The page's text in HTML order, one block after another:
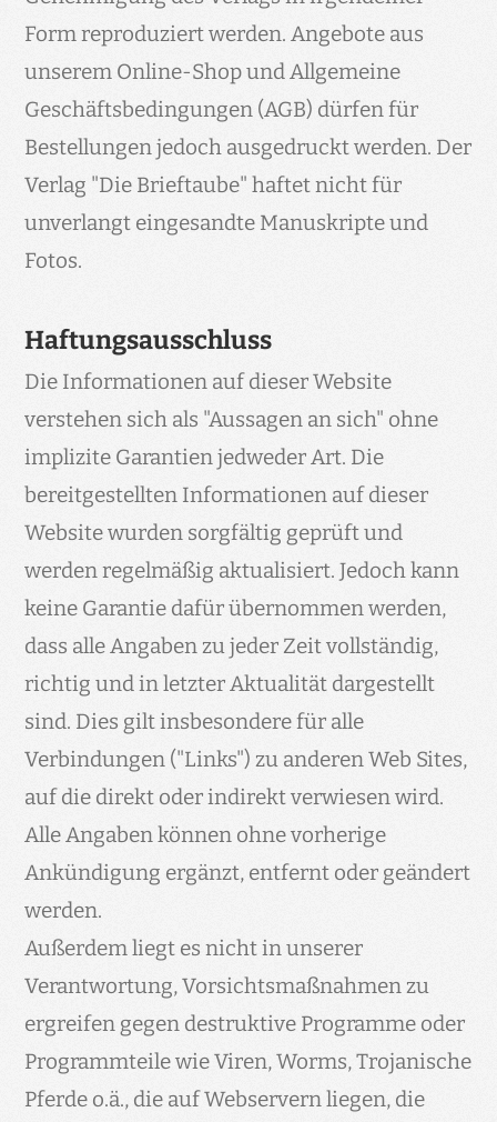
Form reproduziert werden. Angebote aus
unserem Online-Shop und Allgemeine
Geschäftsbedingungen (AGB) dürfen für
Bestellungen jedoch ausgedruckt werden. Der
Verlag "Die Brieftaube" haftet nicht für
unverlangt eingesandte Manuskripte und
Fotos.
Haftungsausschluss
Die Informationen auf dieser Website
verstehen sich als "Aussagen an sich" ohne
implizite Garantien jedweder Art. Die
bereitgestellten Informationen auf dieser
Website wurden sorgfältig geprüft und
werden regelmäßig aktualisiert. Jedoch kann
keine Garantie dafür übernommen werden,
dass alle Angaben zu jeder Zeit vollständig,
richtig und in letzter Aktualität dargestellt
sind. Dies gilt insbesondere für alle
Verbindungen ("Links") zu anderen Web Sites,
auf die direkt oder indirekt verwiesen wird.
Alle Angaben können ohne vorherige
Ankündigung ergänzt, entfernt oder geändert
werden.
Außerdem liegt es nicht in unserer
Verantwortung, Vorsichtsmaßnahmen zu
ergreifen gegen destruktive Programme oder
Programmteile wie Viren, Worms, Trojanische
Pferde o.ä., die auf Webservern liegen, die